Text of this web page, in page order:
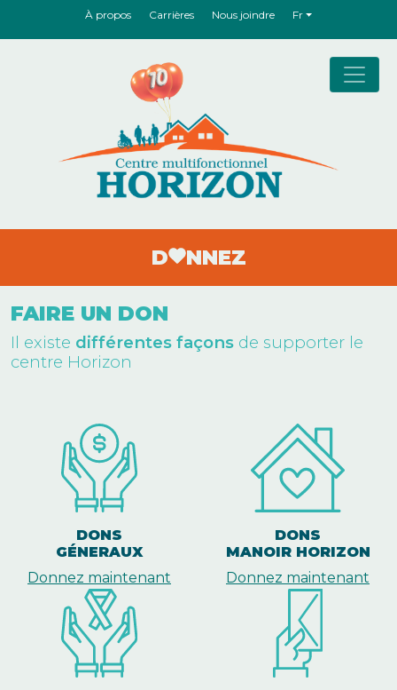
À propos Carrières Nous joindre Fr
D NNEZ
FAIRE UN DON
Il existe différentes façons de supporter le
centre Horizon
DONS
GÉNERAUX
Donnez maintenant
DONS
MANOIR HORIZON
Donnez maintenant